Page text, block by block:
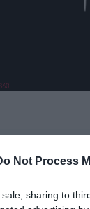
Not Process
sharing to